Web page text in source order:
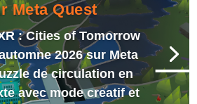
Meta Quest
: Cities of Tomorrow
2026 sur Meta
de circulation en
avec mode creatif et